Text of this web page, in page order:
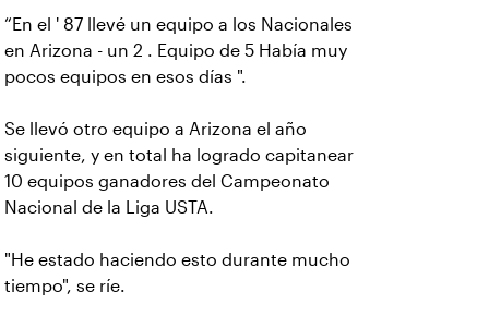
“En el ' 87 llevé un equipo a los Nacionales
en Arizona - un 2 . Equipo de 5 Había muy
pocos equipos en esos días ".
Se llevó otro equipo a Arizona el año
siguiente, y en total ha logrado capitanear
10 equipos ganadores del Campeonato
Nacional de la Liga USTA.
"He estado haciendo esto durante mucho
tiempo", se ríe.